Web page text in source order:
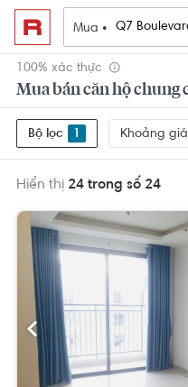
Mua •
100% xác thực
Bộ lọc 1 Khoảng giá
Hiển thị 24 trong số 24